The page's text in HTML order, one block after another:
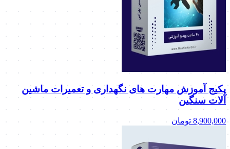
پکیج آموزش مهارت های نگهداری و تعمیرات ماشین
آلات سنگین
8,900,000 تومان